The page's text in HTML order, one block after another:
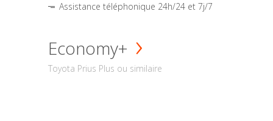
Assistance téléphonique 24h/24 et 7j/7
Economy+
Toyota Prius Plus ou similaire